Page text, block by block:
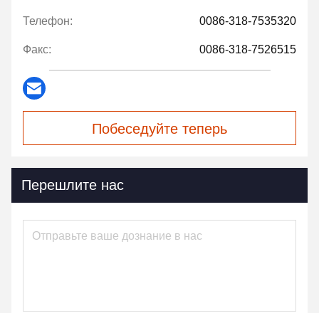
Телефон: 0086-318-7535320
Факс: 0086-318-7526515
Побеседуйте теперь
Перешлите нас